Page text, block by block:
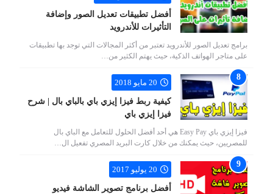
أفضل تطبيقات تعديل الصور وإضافة
التأثيرات للأندرويد
برامج تعديل الصور للأندرويد تعتبر من أكثر المجالات التي توجد بها تطبيقات
على متاجر الهواتف الذكية، حيث يهتم الكثير من…
20 مايو 2018
كيفية ربط فيزا إيزي باي بالباي بال | شرح
فيزا إيزي باي
فيزا إيزي باي Easy Pay هي أحد أفضل الحلول للتعامل مع الباي بال
للمصريين، حيث يمكنك من خلال كارت البريد المصري تفعيل ال…
20 يوليو 2017
أفضل برنامج تصوير الشاشة فيديو